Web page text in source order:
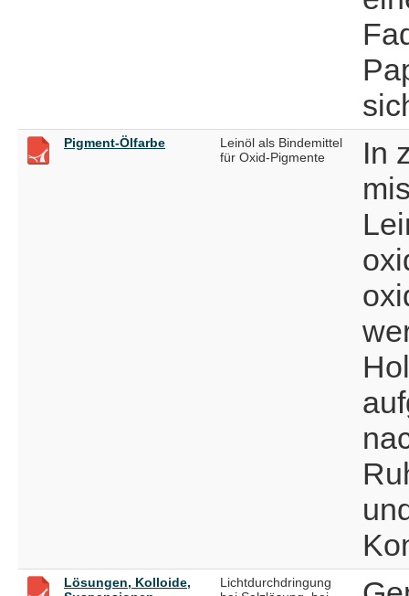
Pigment-Ölfarbe
Leinöl als Bindemittel
für Oxid-Pigmente
In
Lösungen, Kolloide,
Lichtdurchdringung